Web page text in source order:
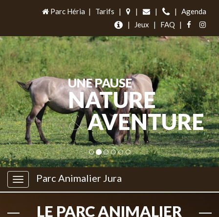
Parc Héria | Tarifs | | | |
Agenda
|
Jeux | FAQ |
UNE PAUSE
NATURE
&AVENTURE
Parc Animalier Jura
LE PARC ANIMALIER